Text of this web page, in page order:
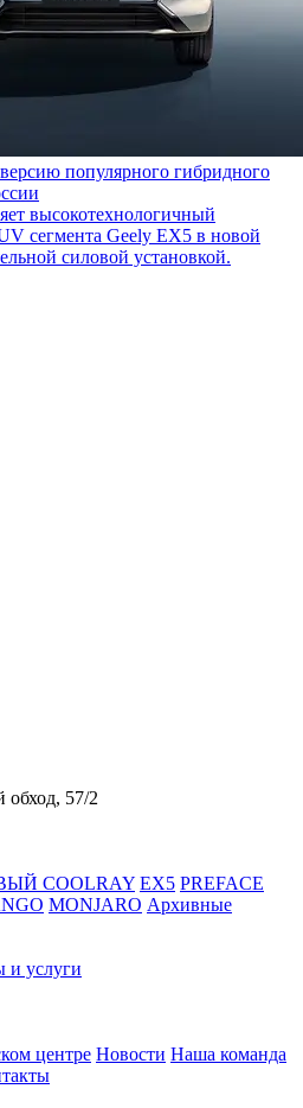
популярного гибридного
высокотехнологичный
сегмента Geely EX5 в новой
силовой установкой.
57/2
COOLRAY EX5 PREFACE
MONJARO Архивные
и услуги
центре Новости Наша команда